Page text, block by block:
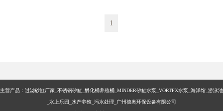
1
主营产品：过滤砂缸厂家_不锈钢砂缸_孵化桶养殖桶_MINDER砂缸水泵_VORTFX水泵_海洋馆_游泳池
_水上乐园_水产养殖_污水处理_广州德奥环保设备有限公司